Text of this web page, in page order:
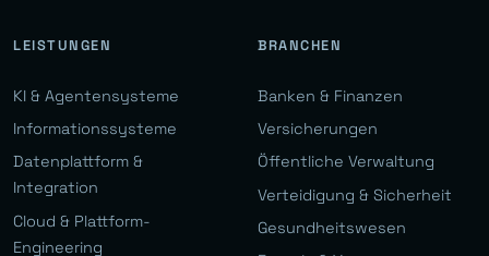
LEISTUNGEN
KI & Agentensysteme
Informationssysteme
Datenplattform &
Integration
Cloud & Plattform-
Engineering
BRANCHEN
Banken & Finanzen
Versicherungen
Öffentliche Verwaltung
Verteidigung & Sicherheit
Gesundheitswesen